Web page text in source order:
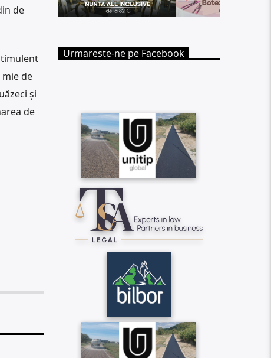
de
de
și
de
Urmareste-ne pe Facebook